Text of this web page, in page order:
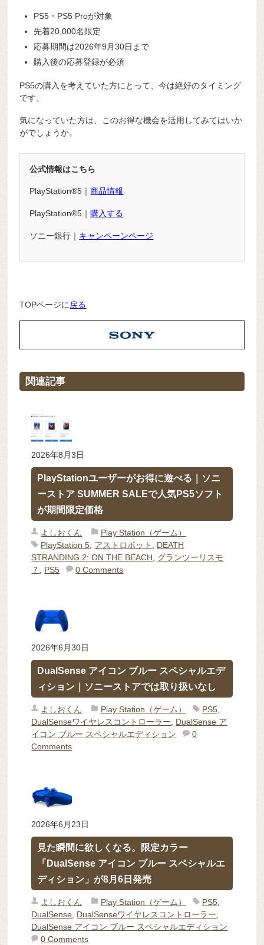
PS5・PS5 Proが対象
先着20,000名限定
応募期間は2026年9月30日まで
購入後の応募登録が必須
PS5の購入を考えていた方にとって、今は絶好のタイミング
です。
気になっていた方は、このお得な機会を活用してみてはいか
がでしょうか。
公式情報はこちら
PlayStation®5｜商品情報
PlayStation®5｜購入する
ソニー銀行｜ キャンペーンページ
TOPページに 戻る
関連記事
2026年8月3日
PlayStationユーザーがお得に遊べる｜ソニ
ーストア SUMMER SALEで人気PS5ソフト
が期間限定価格
よしおくん
Play Station（ゲーム）
PlayStation 5, アストロボット , DEATH
STRANDING 2: ON THE BEACH, グランツーリスモ
７ , PS5 0 Comments
2026年6月30日
DualSense アイコン ブルー スペシャルエデ
ィション｜ソニーストアでは取り扱いなし
よしおくん Play Station（ゲーム） PS5,
DualSenseワイヤレスコントローラー
DualSense ア
イコン ブルー スペシャルエディション
0
Comments
2026年6月23日
見た瞬間に欲しくなる。限定カラー
「DualSense アイコン ブルー スペシャルエ
ディション」が8月6日発売
よしおくん Play Station（ゲーム） PS5,
DualSense DualSenseワイヤレスコントローラー
DualSense アイコン ブルー スペシャルエディション
0 Comments